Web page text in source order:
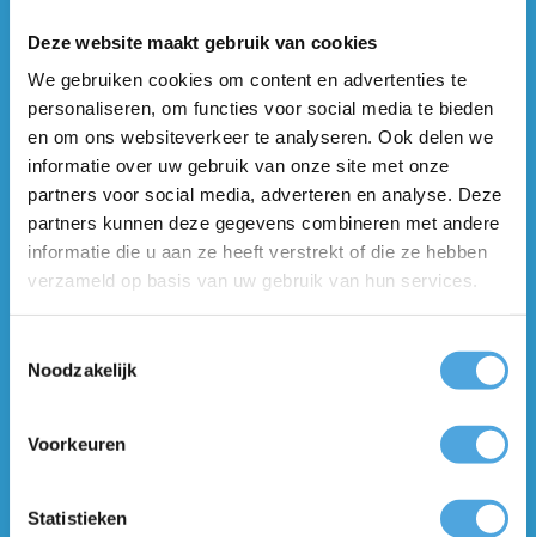
Deze website maakt gebruik van cookies
We gebruiken cookies om content en advertenties te
personaliseren, om functies voor social media te bieden
en om ons websiteverkeer te analyseren. Ook delen we
informatie over uw gebruik van onze site met onze
partners voor social media, adverteren en analyse. Deze
partners kunnen deze gegevens combineren met andere
informatie die u aan ze heeft verstrekt of die ze hebben
verzameld op basis van uw gebruik van hun services.
Noodzakelijk
Voorkeuren
Statistieken
TUINDEUR KOZIJN LINKS –
1952 X 2406 MM (24-
UURSKOZIJN)
BESTEL DIRECT
TUINDEUR KOZIJN RECHTS –
1952 X 2406 MM (24-
UURSKOZIJN)
BESTEL DIRECT